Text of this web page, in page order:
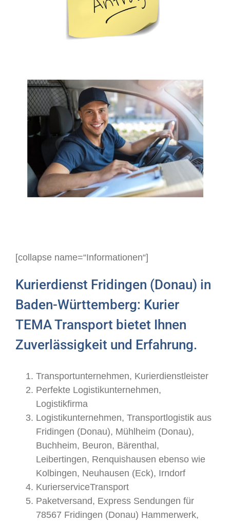
[collapse name=“Informationen“]
Kurierdienst Fridingen (Donau) in
Baden-Württemberg: Kurier
TEMA Transport bietet Ihnen
Zuverlässigkeit und Erfahrung.
Transportunternehmen, Kurierdienstleister
Perfekte Logistikunternehmen,
Logistikfirma
Logistikunternehmen, Transportlogistik aus
Fridingen (Donau), Mühlheim (Donau),
Buchheim, Beuron, Bärenthal,
Leibertingen, Renquishausen ebenso wie
Kolbingen, Neuhausen (Eck), Irndorf
KurierserviceTransport
Paketversand, Express Sendungen für
78567 Fridingen (Donau) Hammerwerk,